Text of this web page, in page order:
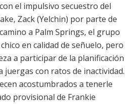
el impulsivo secuestro del
Zack (Yelchin) por parte de
a Palm Springs, el grupo
en calidad de señuelo, pero
a participar de la planificación
juergas con ratos de inactividad.
acostumbrados a tenerle
provisional de Frankie